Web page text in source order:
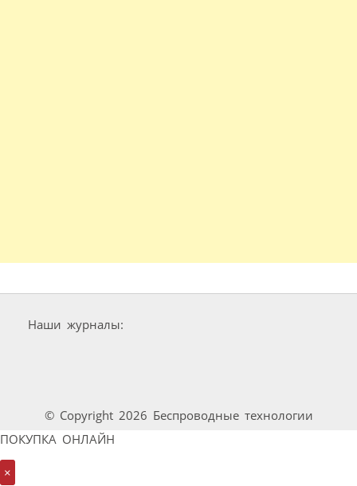
Наши журналы:
© Copyright 2026 Беспроводные технологии
ПОКУПКА ОНЛАЙН
×